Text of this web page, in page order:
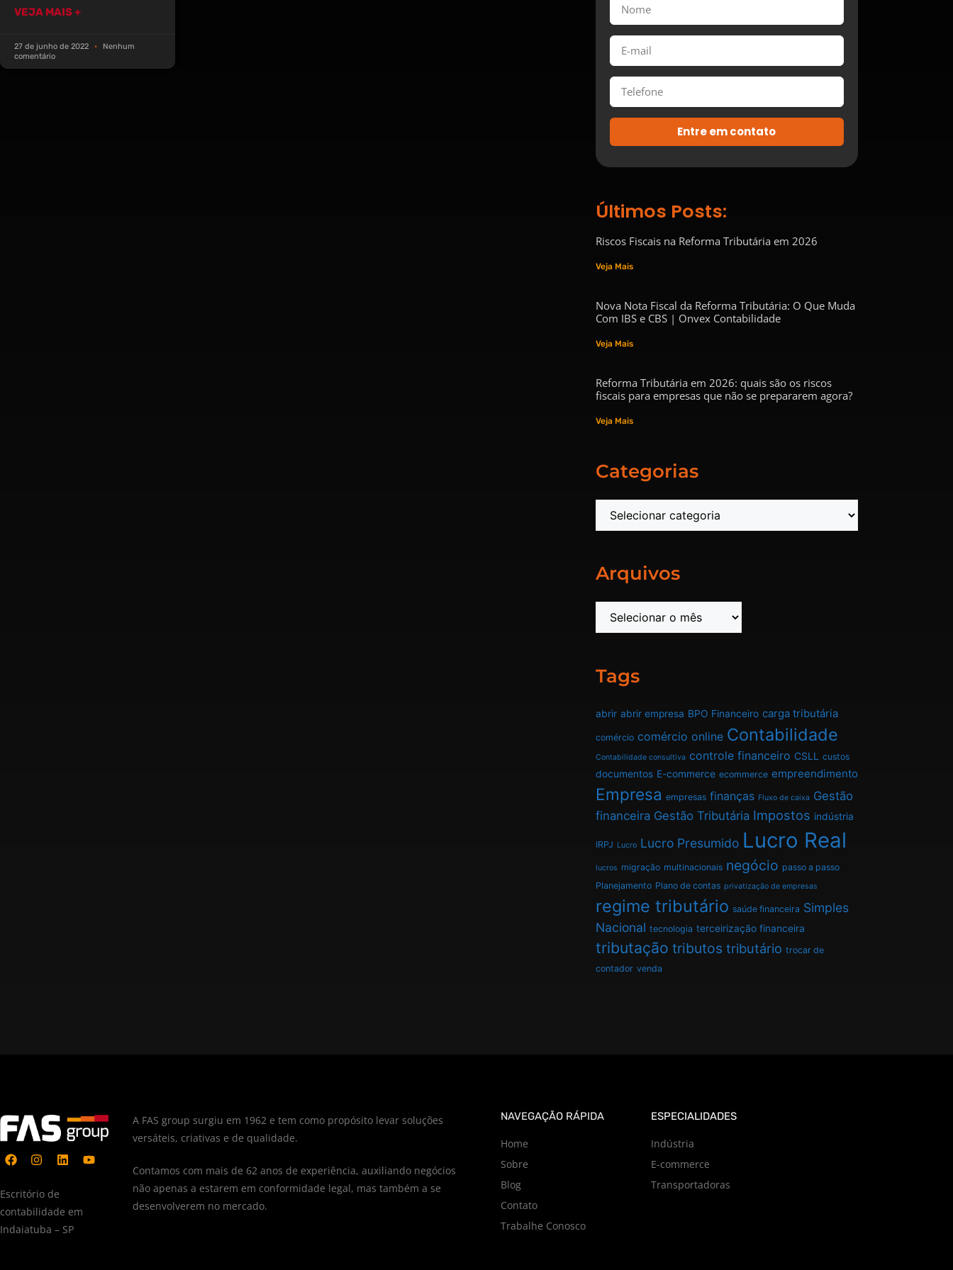
VEJA MAIS +
27 de junho de 2022
Nenhum
comentário
Entre em contato
Últimos Posts:
Riscos Fiscais na Reforma Tributária em 2026
Veja Mais
Nova Nota Fiscal da Reforma Tributária: O Que Muda
Com IBS e CBS | Onvex Contabilidade
Veja Mais
Reforma Tributária em 2026: quais são os riscos
fiscais para empresas que não se prepararem agora?
Veja Mais
Categorias
Arquivos
Tags
abrir abrir empresa BPO Financeiro carga tributária
comércio comércio online Contabilidade
Contabilidade consultiva controle financeiro CSLL custos
documentos E-commerce ecommerce empreendimento
Empresa empresas finanças Fluxo de caixa Gestão
financeira Gestão Tributária Impostos indústria
IRPJ Lucro Lucro Presumido Lucro Real
lucros migração multinacionais negócio passo a passo
Planejamento Plano de contas privatização de empresas
regime tributário saúde financeira Simples
Nacional tecnologia terceirização financeira
tributação tributos tributário trocar de
contador venda
Escritório de
contabilidade em
Indaiatuba – SP
A FAS group surgiu em 1962 e tem como propósito levar soluções
versáteis, criativas e de qualidade.
Contamos com mais de 62 anos de experiência, auxiliando negócios
não apenas a estarem em conformidade legal, mas também a se
desenvolverem no mercado.
NAVEGAÇÃO RÁPIDA
Home
Sobre
Blog
Contato
Trabalhe Conosco
ESPECIALIDADES
Indústria
E-commerce
Transportadoras